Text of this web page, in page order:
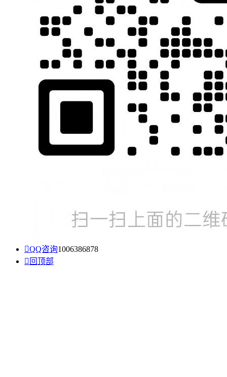
QQ咨询1006386878
 回顶部